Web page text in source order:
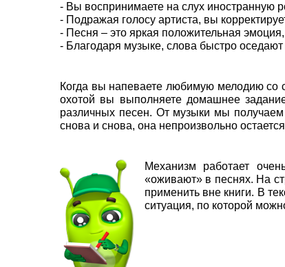
- Вы воспринимаете на слух иностранную
- Подражая голосу артиста, вы
- Песня – это яркая положительная
- Благодаря музыке, слова быстро
Когда вы напеваете любимую мелодию со
охотой вы выполняете домашнее
различных песен. От музыки мы
снова и снова, она непроизвольно
Механизм работает
«оживают» в песнях. На
применить вне книги. В
ситуация, по которой